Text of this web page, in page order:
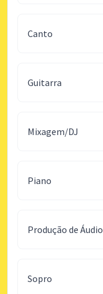
Canto
Guitarra
Mixagem/DJ
Piano
Produção de Áudio
Sopro